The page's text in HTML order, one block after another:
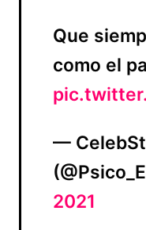
Que
como el
—
2021